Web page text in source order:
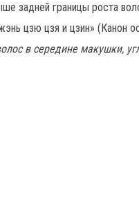
задней границы роста
цзю цзя и цзин» (Канон
в середине макушки,